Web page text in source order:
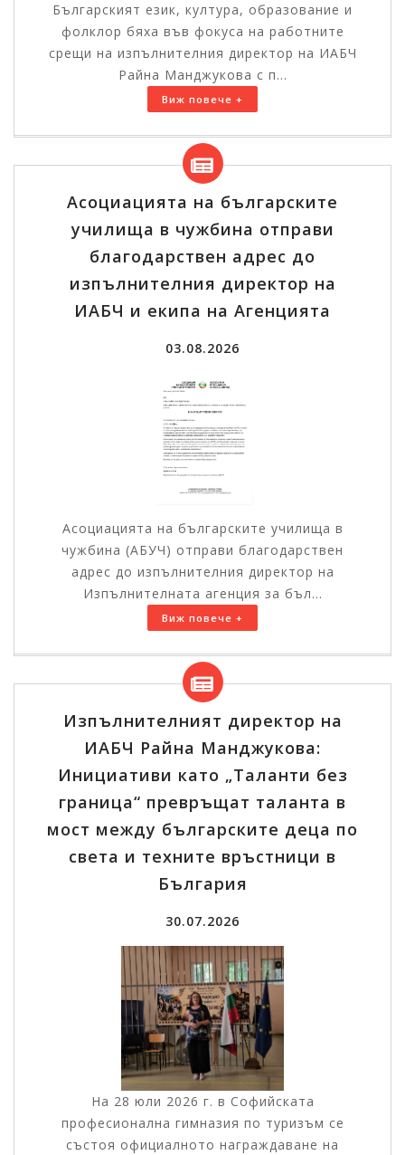
Българският език, култура, образование и
фолклор бяха във фокуса на работните
срещи на изпълнителния директор на ИАБЧ
Райна Манджукова с п...
Виж повече +
Асоциацията на българските
училища в чужбина отправи
благодарствен адрес до
изпълнителния директор на
ИАБЧ и екипа на Агенцията
03.08.2026
Асоциацията на българските училища в
чужбина (АБУЧ) отправи благодарствен
адрес до изпълнителния директор на
Изпълнителната агенция за бъл...
Виж повече +
Изпълнителният директор на
ИАБЧ Райна Манджукова:
Инициативи като „Таланти без
граница“ превръщат таланта в
мост между българските деца по
света и техните връстници в
България
30.07.2026
На 28 юли 2026 г. в Софийската
професионална гимназия по туризъм се
състоя официалното награждаване на